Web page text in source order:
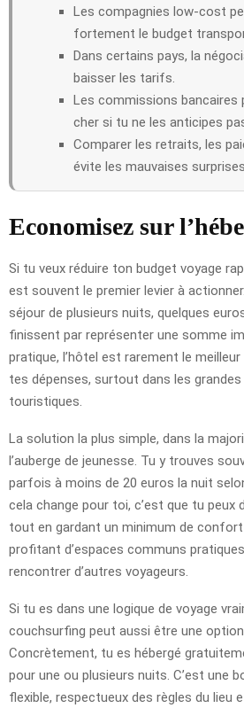
Les compagnies low-cost
fortement le budget
Dans certains pays, la
baisser les tarifs.
Les commissions bancaires
cher si tu ne les anticipes
Comparer les retraits, les
évite les mauvaises surprises.
Economisez sur
Si tu veux réduire ton budget voyage
est souvent le premier levier à
séjour de plusieurs nuits, quelques
finissent par représenter une somme
pratique, l’hôtel est rarement le
tes dépenses, surtout dans les
touristiques.
La solution la plus simple, dans la
l’auberge de jeunesse. Tu y trouves
parfois à moins de 20 euros la nuit
cela change pour toi, c’est que tu peux
tout en gardant un minimum de
profitant d’espaces communs
rencontrer d’autres voyageurs.
Si tu es dans une logique de voyage
couchsurfing peut aussi être une
Concrètement, tu es hébergé
pour une ou plusieurs nuits. C’est une
flexible, respectueux des règles du lieu